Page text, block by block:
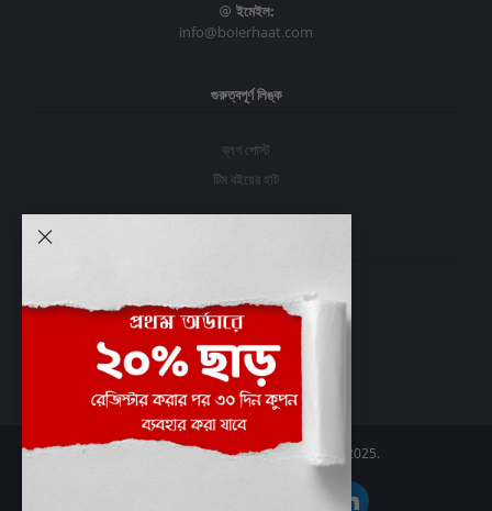
ইমেইল:
info@boierhaat.com
গুরুত্বপূর্ণ লিঙ্ক
ব্লগ পোস্ট
টিম বইয়ের হাট
প্রবেশ করুন
অর্ডার ইতিহাস
আমার ইচ্ছাগুলি
অর্ডার ট্র্যাকিং
Boier Haat™ | © All rights reserved 2025.